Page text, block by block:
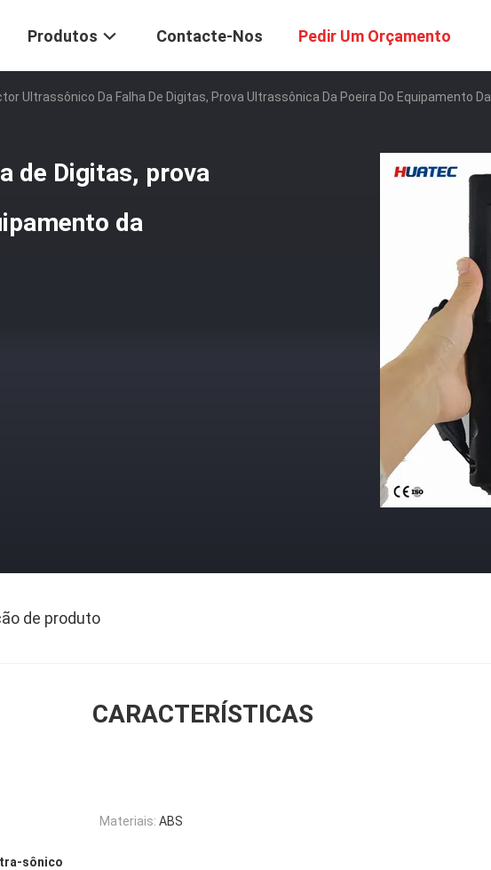
Produtos Contacte-Nos Pedir Um Orçamento
Ultrassônico Da Falha De Digitas, Prova Ultrassônica Da Poeira Do Equipamento
de Digitas, prova
da
de produto
CARACTERÍSTICAS
Materiais: ABS
sônico